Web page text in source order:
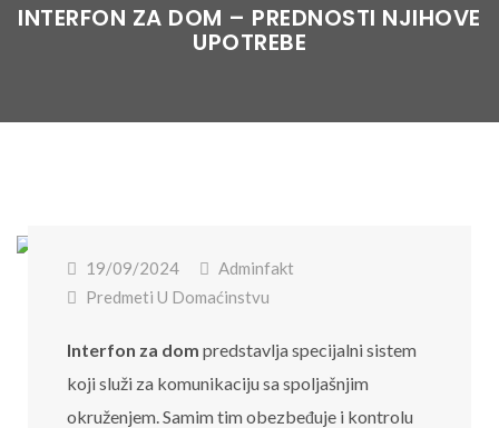
INTERFON ZA DOM – PREDNOSTI NJIHOVE
UPOTREBE
19/09/2024
Adminfakt
Predmeti U Domaćinstvu
Interfon za dom predstavlja specijalni sistem
koji služi za komunikaciju sa spoljašnjim
okruženjem. Samim tim obezbeđuje i kontrolu